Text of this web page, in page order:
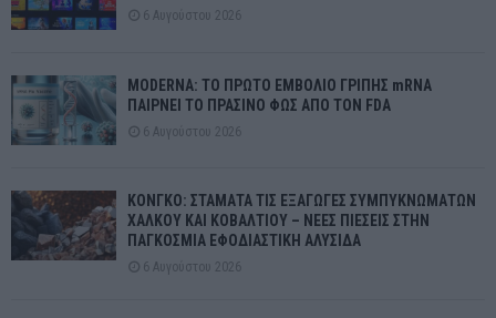
6 Αυγούστου 2026
MODERNA: ΤΟ ΠΡΩΤΟ ΕΜΒΟΛΙΟ ΓΡΙΠΗΣ mRNA
ΠΑΙΡΝΕΙ ΤΟ ΠΡΑΣΙΝΟ ΦΩΣ ΑΠΟ ΤΟΝ FDA
6 Αυγούστου 2026
ΚΟΝΓΚΟ: ΣΤΑΜΑΤΑ ΤΙΣ ΕΞΑΓΩΓΕΣ ΣΥΜΠΥΚΝΩΜΑΤΩΝ
ΧΑΛΚΟΥ ΚΑΙ ΚΟΒΑΛΤΙΟΥ – ΝΕΕΣ ΠΙΕΣΕΙΣ ΣΤΗΝ
ΠΑΓΚΟΣΜΙΑ ΕΦΟΔΙΑΣΤΙΚΗ ΑΛΥΣΙΔΑ
6 Αυγούστου 2026